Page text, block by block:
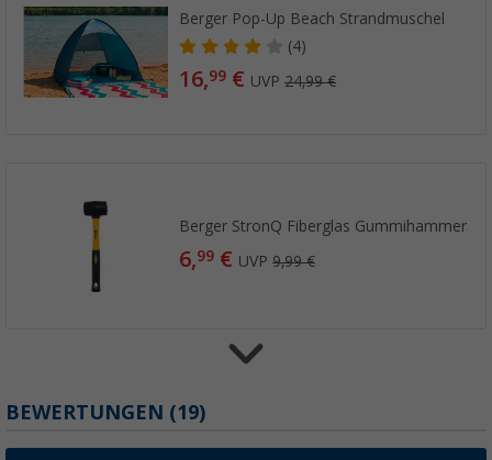
Berger Pop-Up Beach Strandmuschel
(4)
16,99 € UVP24,99 €
Berger StronQ Fiberglas Gummihammer
6,99 € UVP9,99 €
Berger StronQ Wood Zelthammer mit
9,99€ UVP11,99 €
BEWERTUNGEN (19)